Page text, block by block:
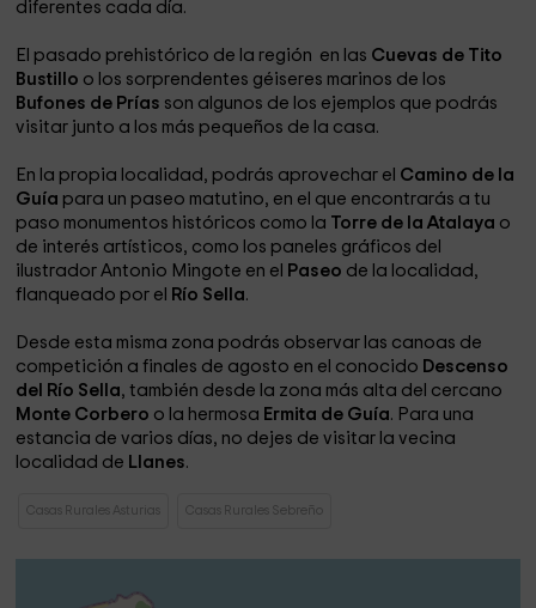
diferentes cada día.
El pasado prehistórico de la región en las Cuevas de Tito
Bustillo o los sorprendentes géiseres marinos de los
Bufones de Prías son algunos de los ejemplos que podrás
visitar junto a los más pequeños de la casa.
En la propia localidad, podrás aprovechar el Camino de la
Guía para un paseo matutino, en el que encontrarás a tu
paso monumentos históricos como la Torre de la Atalaya o
de interés artísticos, como los paneles gráficos del
ilustrador Antonio Mingote en el
Paseo de la localidad,
flanqueado por el
Río Sella.
Desde esta misma zona podrás observar las canoas de
competición a finales de agosto en el conocido Descenso
del Río Sella, también desde la zona más alta del cercano
Monte Corbero o la hermosa Ermita de Guía. Para una
estancia de varios días, no dejes de visitar la vecina
localidad de Llanes.
Casas Rurales Asturias Casas Rurales Sebreño